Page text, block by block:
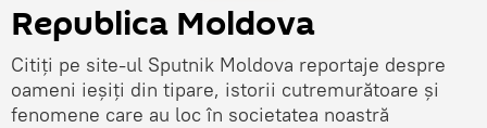
Republica Moldova
Citiți pe site-ul Sputnik Moldova reportaje despre
oameni ieșiți din tipare, istorii cutremurătoare și
fenomene care au loc în societatea noastră